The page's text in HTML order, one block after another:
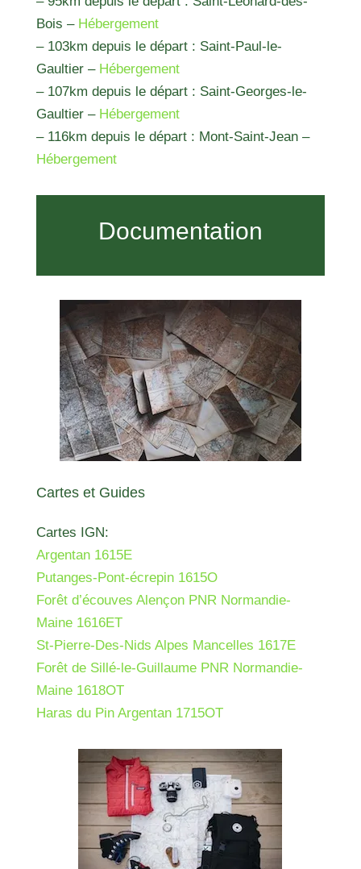
Bois – Hébergement
– 103km depuis le départ : Saint-Paul-le-
Gaultier – Hébergement
– 107km depuis le départ : Saint-Georges-le-
Gaultier – Hébergement
– 116km depuis le départ : Mont-Saint-Jean –
Hébergement
Documentation
Cartes et Guides
Cartes IGN:
Argentan 1615E
Putanges-Pont-écrepin 1615O
Forêt d’écouves Alençon PNR Normandie-
Maine 1616ET
St-Pierre-Des-Nids Alpes Mancelles 1617E
Forêt de Sillé-le-Guillaume PNR Normandie-
Maine 1618OT
Haras du Pin Argentan 1715OT